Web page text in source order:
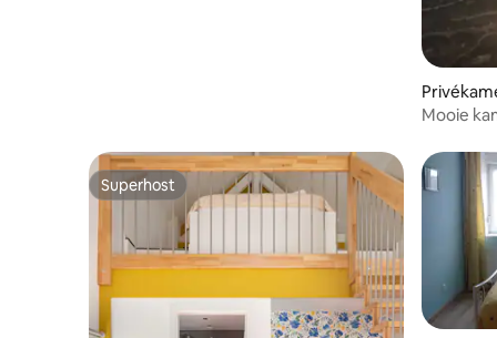
Mooie
Superhost
Superhost